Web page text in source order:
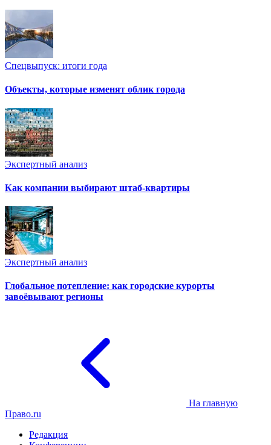
Спецвыпуск: итоги года
Объекты, которые изменят облик города
Экспертный анализ
Как компании выбирают штаб-квартиры
Экспертный анализ
Глобальное потепление: как городские курорты
завоёвывают регионы
На главную
Право.ru
Редакция